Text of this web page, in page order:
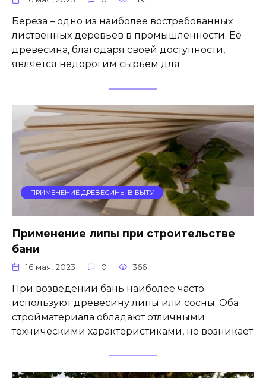
Береза – одно из наиболее востребованных
лиственных деревьев в промышленности. Ее
древесина, благодаря своей доступности,
является недорогим сырьем для
ПРИМЕНЕНИЕ ДРЕВЕСИНЫ В БЫТУ
Применение липы при строительстве
бани
16 мая, 2023 0 366
При возведении бань наиболее часто
используют древесину липы или сосны. Оба
стройматериала обладают отличными
техническими характеристиками, но возникает